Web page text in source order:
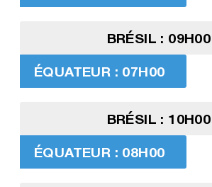
BRÉSIL : 09H00
ÉQUATEUR : 07H00
BRÉSIL : 10H00
ÉQUATEUR : 08H00